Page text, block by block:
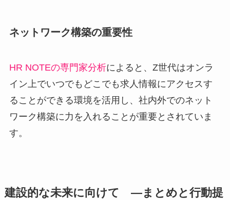
ネットワーク構築の重要性
HR NOTEの専門家分析によると、Z世代はオンラ
イン上でいつでもどこでも求人情報にアクセスす
ることができる環境を活用し、社内外でのネット
ワーク構築に力を入れることが重要とされていま
す。
建設的な未来に向けて ―まとめと行動提